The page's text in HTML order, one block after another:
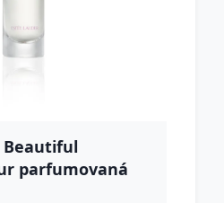
Beautiful
parfumovaná
ml